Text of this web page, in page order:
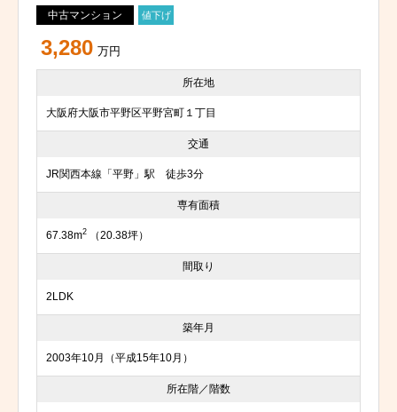
中古マンション 値下げ
3,280 万円
所在地
大阪府大阪市平野区平野宮町１丁目
交通
JR関西本線「平野」駅 徒歩3分
専有面積
67.38m2 （20.38坪）
間取り
2LDK
築年月
2003年10月（平成15年10月）
所在階／階数